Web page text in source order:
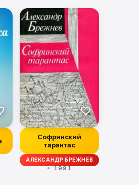
Софринский
тарантас
АЛЕКСАНДР БРЕЖНЕВ
1991